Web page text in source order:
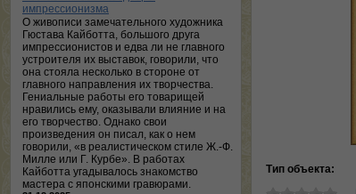
импрессионизма
О живописи замечательного художника
Гюстава Кайботта, большого друга
импрессионистов и едва ли не главного
устроителя их выставок, говорили, что
она стояла несколько в стороне от
главного направления их творчества.
Гениальные работы его товарищей
нравились ему, оказывали влияние и на
его творчество. Однако свои
произведения он писал, как о нем
говорили, «в реалистическом стиле Ж.-Ф.
Милле или Г. Курбе». В работах
Кайботта угадывалось знакомство
мастера с японскими гравюрами.
Тип объекта: